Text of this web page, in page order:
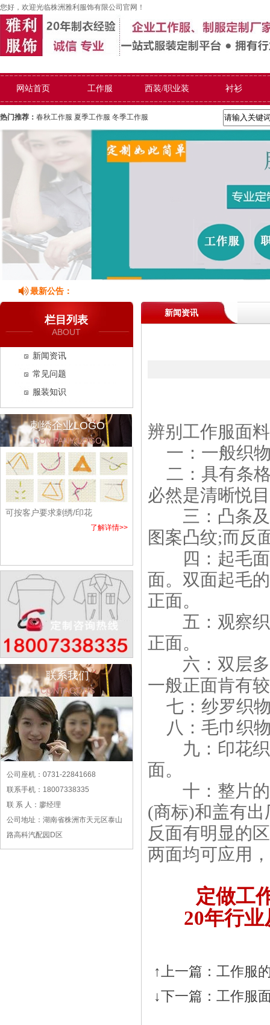
您好，欢迎光临株洲雅利服饰有限公司官网！
网站首页 工作服 西装/职业装 衬衫
热门推荐： 春秋工作服 夏季工作服 冬季工作服
最新公告：
栏目列表
ABOUT
新闻资讯
常见问题
服装知识
刺绣企业LOGO
COMPANY LOGO
可按客户要求刺绣/印花
了解详情>>
联系我们
CONTACT US
公司座机：0731-22841668
联系手机：18007338335
联 系 人：廖经理
公司地址：湖南省株洲市天元区泰山
路高科汽配园D区
新闻资讯
辨别工作服面
一：一般织
二：具有条
必然是清晰悦
三：凸条及
图案凸纹;而反
四：起毛面
面。双面起毛
正面。
五：观察织
正面。
六：双层多
一般正面肯有
七：纱罗织
八：毛巾织
九：印花织
面。
十：整片的
(商标)和盖有
反面有明显的
两面均可应用
定做工
20年行业
↑上一篇： 工作服
↓下一篇： 工作服